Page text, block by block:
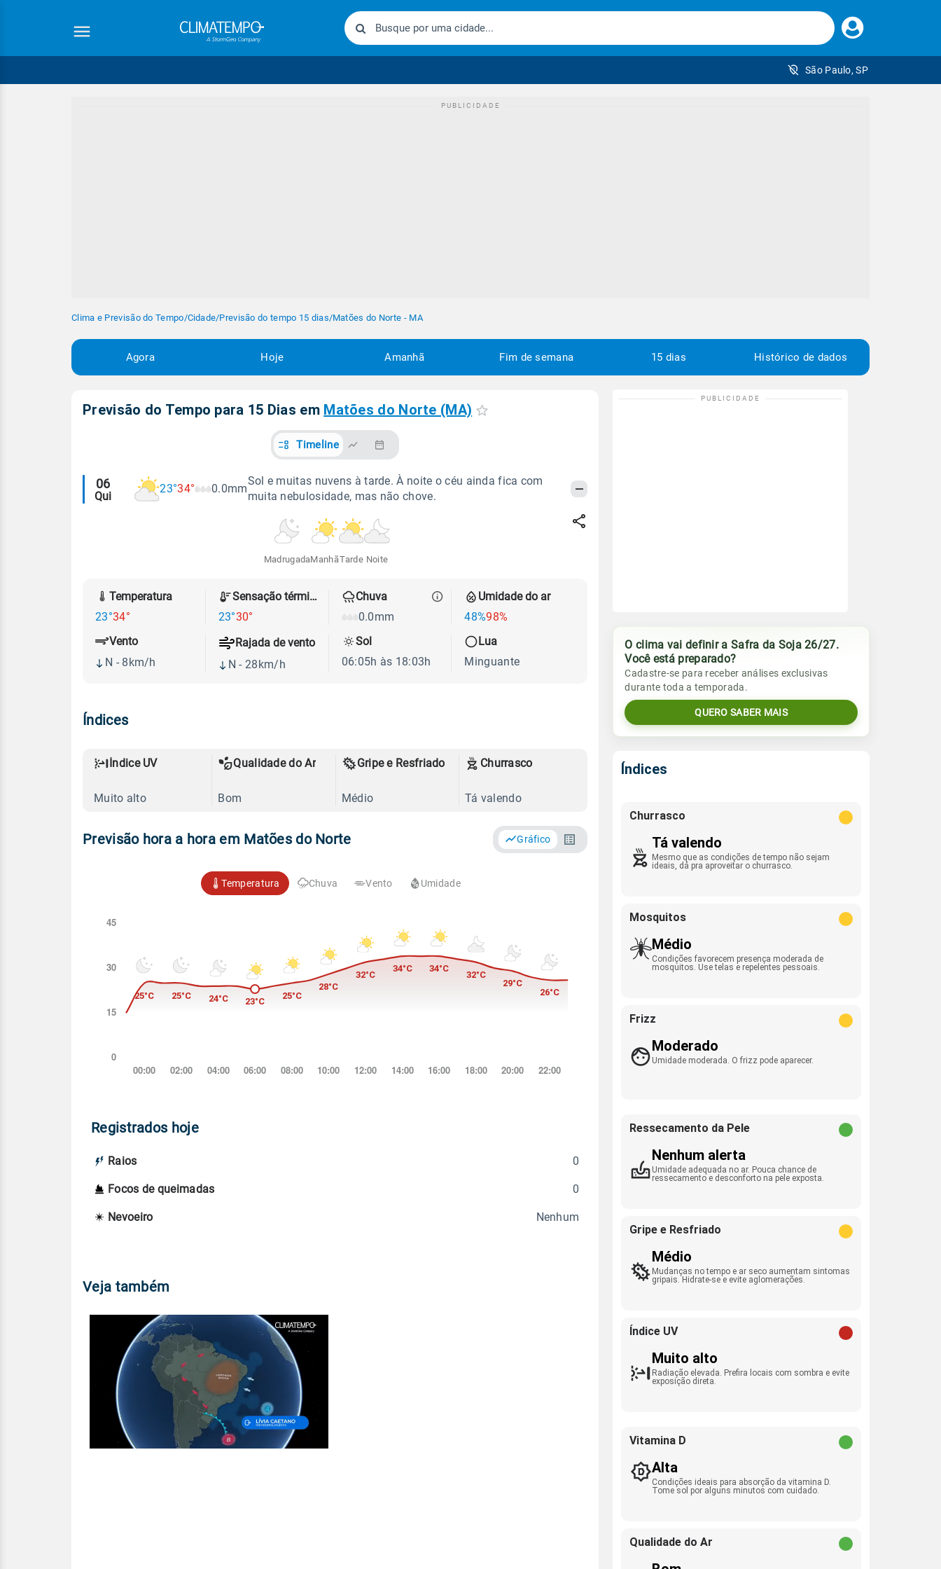
Faça
seu
São Paulo, SP
Clima e Previsão do Tempo/Cidade/Previsão do tempo 15 dias/Matões do Norte - MA
Agora Hoje Amanhã Fim de semana 15 dias Histórico de dados
Previsão do Tempo para 15 Dias em Matões do Norte (MA)
Timeline
Alertas
meteorológicos
06
Qui
23°34° 0.0mm
Sol e muitas nuvens à tarde. À noite o céu ainda fica com
muita nebulosidade, mas não chove.
MadrugadaManhãTarde Noite
Temperatura
23°34°
Sensação térmica
23°30°
Chuva
0.0mm
Umidade do ar
48%98%
Vento
N - 8km/h
Rajada de vento
N - 28km/h
Sol
06:05h às 18:03h
Lua
Minguante
Índices
Índice UV
Muito alto
Qualidade do Ar
Bom
Gripe e Resfriado
Médio
Churrasco
Tá valendo
Previsão hora a hora em Matões do Norte Gráfico
Temperatura Chuva Vento Umidade
Registrados hoje
Raios 0
Focos de queimadas 0
Nevoeiro Nenhum
Veja também
O clima vai definir a Safra da Soja 26/27.
Você está preparado?
Cadastre-se para receber análises exclusivas
durante toda a temporada.
QUERO SABER MAIS
Índices
Churrasco
Tá valendo
Mesmo que as condições de tempo não sejam
ideais, dá pra aproveitar o churrasco.
Mosquitos
Médio
Condições favorecem presença moderada de
mosquitos. Use telas e repelentes pessoais.
Frizz
Moderado
Umidade moderada. O frizz pode aparecer.
Ressecamento da Pele
Nenhum alerta
Umidade adequada no ar. Pouca chance de
ressecamento e desconforto na pele exposta.
Gripe e Resfriado
Médio
Mudanças no tempo e ar seco aumentam sintomas
gripais. Hidrate-se e evite aglomerações.
Índice UV
Muito alto
Radiação elevada. Prefira locais com sombra e evite
exposição direta.
Vitamina D
Alta
Condições ideais para absorção da vitamina D.
Tome sol por alguns minutos com cuidado.
Qualidade do Ar